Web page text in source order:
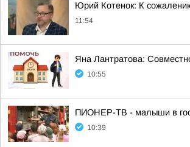
Юрий Котенок: К
11:54
Яна Лантратова:
10:55
ПИОНЕР-ТВ - малыши в
10:39